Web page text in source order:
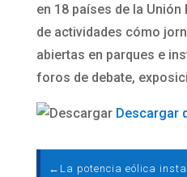
en 18 países de la
de actividades cómo
abiertas en parques e
foros de debate,
Descargar
← La potencia eólica